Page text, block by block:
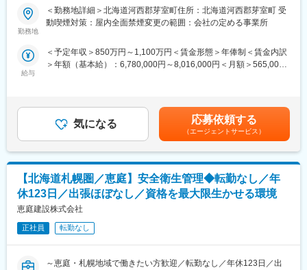
改善に向けた提案が歓迎される風土があり、専門性を発揮しやす
い環境です。
福利厚生として社宅・寮制度、食事手当、育児・介護休暇制度な
どが整備されています。
安全衛生・環境分野の実務経験を活かし、制度運用や現場指導の
スペシャリストとして成長可能。将来的には他製造所への支援や
監査業務など、より広範な業務へのステップアップも可能です。
て持続可能な社会の構築に貢献。全国5拠点で製造を展開し、建設
用鋼材を中心に高シェアを誇ります。資源リサイクル事業にも注
力し、環境経営を推進しています。
変更の範囲：会社の定める業務
■採用背景：
カルビーの原料部門から分社化してできた当社は、国内馬鈴薯の
いもに特化した会社です。
このポジションでは、馬鈴薯事業における設備の安定稼働と安全
だける方を募集します。
■業務内容：
1）保全戦略の策定・推進
・馬鈴薯貯蔵施設および集荷関連設備の予防保全・予知保全計画
の立案と実行
・安定稼働・品質確保のための改善提案と設備改良の推進
2）マネジメント業務
・各事業所に配置された保全担当者の統括・指導
・各事業所の保全担当者と連携した対応体制の構築
・会社全体の予算計画や中長期投資計画の策定
勤務地
＜勤務地詳細＞北海道河西郡芽室町住所：北海道河西郡芽室町 受
動喫煙対策：屋内全面禁煙変更の範囲：会社の定める事業所
給与
＜予定年収＞850万円～1,100万円＜賃金形態＞年俸制＜賃金内訳
＞年額（基本給）：6,780,000円～8,016,000円＜月額＞565,000
ます。月給(月額)は固定手当を含めた表記です。
気になる 応募依頼する
（エージェントサービス）
【北海道札幌圏／恵庭】安全衛生管理◆転勤なし／年
休123日／出張ほぼなし／資格を最大限生かせる環境
恵庭建設株式会社
正社員 転勤なし
～恵庭・札幌地域で働きたい方歓迎／転勤なし／年休123日／出